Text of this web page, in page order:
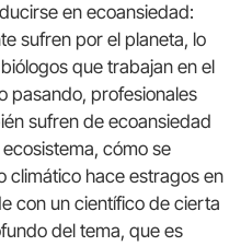
en ecoansiedad:
sufren por el planeta, lo
que trabajan en el
pasando, profesionales
sufren de ecoansiedad
cómo se
climático hace estragos en
con un científico de cierta
del tema, que es